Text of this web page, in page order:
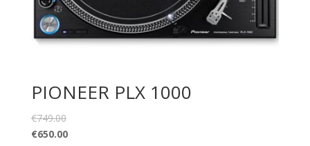
PIONEER PLX 1000
€749.00
€650.00